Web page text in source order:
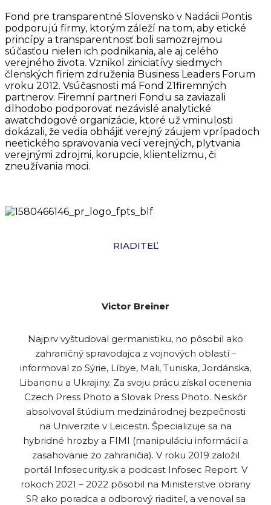
Fond pre transparentné Slovensko v Nadácii Pontis
podporujú firmy, ktorým záleží na tom, aby etické
princípy a transparentnosť boli samozrejmou
súčasťou nielen ich podnikania, ale aj celého
verejného života. Vznikol ziniciatívy siedmych
členských firiem združenia Business Leaders Forum
vroku 2012. Vsúčasnosti má Fond 21firemných
partnerov. Firemní partneri Fondu sa zaviazali
dlhodobo podporovať nezávislé analytické
awatchdogové organizácie, ktoré už vminulosti
dokázali, že vedia obhájiť verejný záujem vprípadoch
neetického spravovania vecí verejných, plytvania
verejnými zdrojmi, korupcie, klientelizmu, či
zneužívania moci.
RIADITEĽ
Victor Breiner
Najprv vyštudoval germanistiku, no pôsobil ako
zahraničný spravodajca z vojnových oblastí –
informoval zo Sýrie, Líbye, Mali, Tuniska, Jordánska,
Libanonu a Ukrajiny. Za svoju prácu získal ocenenia
Czech Press Photo a Slovak Press Photo. Neskôr
absolvoval štúdium medzinárodnej bezpečnosti
na Univerzite v Leicestri. Špecializuje sa na
hybridné hrozby a FIMI (manipuláciu informácií a
zasahovanie zo zahraničia). V roku 2019 založil
portál Infosecurity.sk a podcast Infosec Report. V
rokoch 2021 – 2022 pôsobil na Ministerstve obrany
SR ako poradca a odborový riaditeľ, a venoval sa